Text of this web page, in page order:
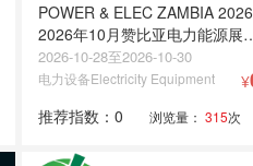
POWER & ELEC ZAMBIA 2026
2026年10月赞比亚电力能源展
会
2026-10-28至2026-10-30
电力设备Electricity Equipment ¥
推荐指数：0 浏览量： 315次